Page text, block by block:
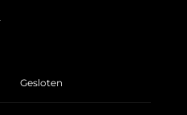
Gesloten